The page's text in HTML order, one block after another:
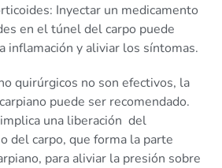
Inyectar un medicamento
en el túnel del carpo puede
inflamación y aliviar los síntomas.
quirúrgicos no son efectivos, la
puede ser recomendado.
una liberación del
del carpo, que forma la parte
para aliviar la presión sobre